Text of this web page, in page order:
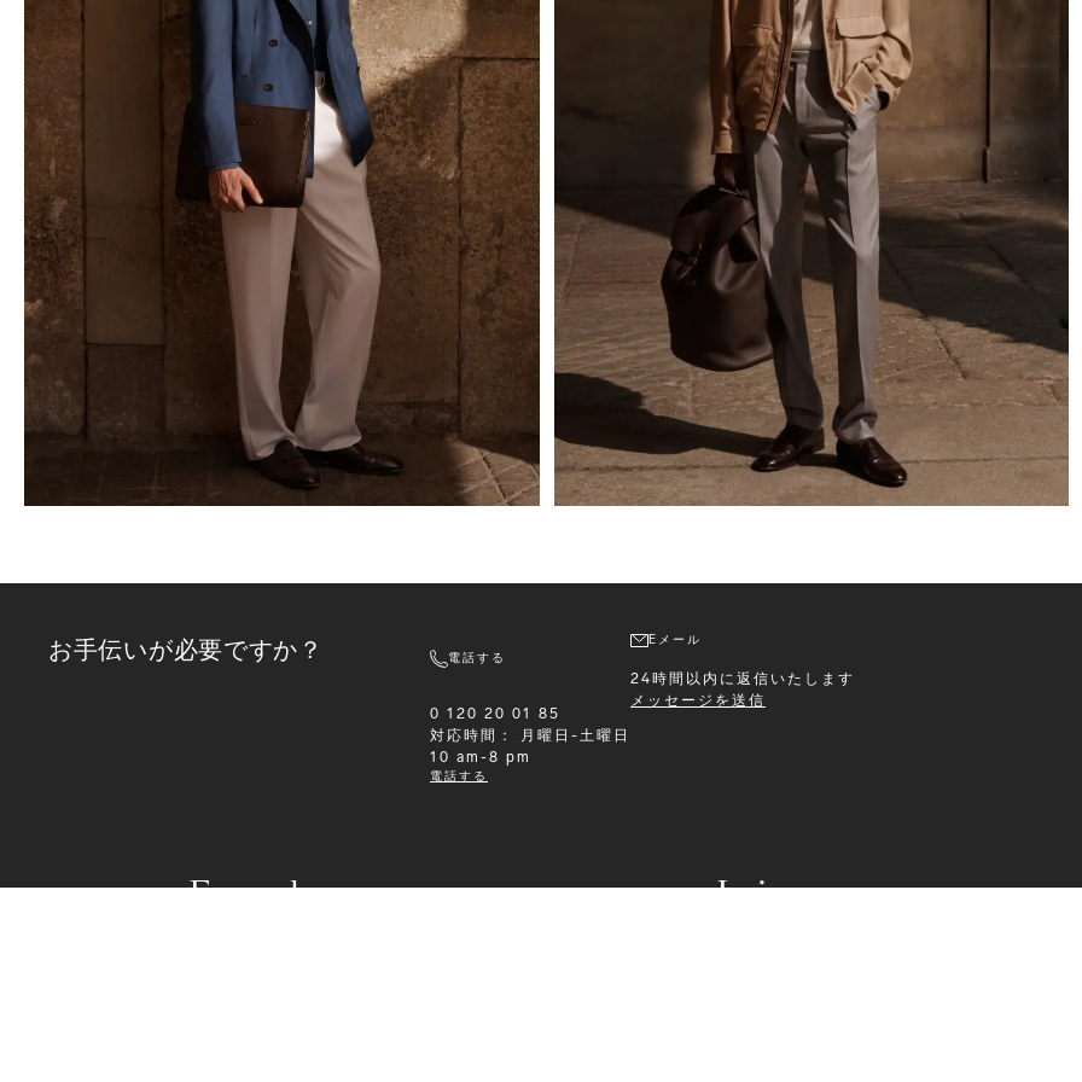
Formalwear Leisurewear
お手伝いが必要ですか？ 電話する
0 120 20 01 85
対応時間：
月曜日-土曜日
10 am-8 pm
電話する
Eメール
24時間以内に返信いたします
メッセージを送信